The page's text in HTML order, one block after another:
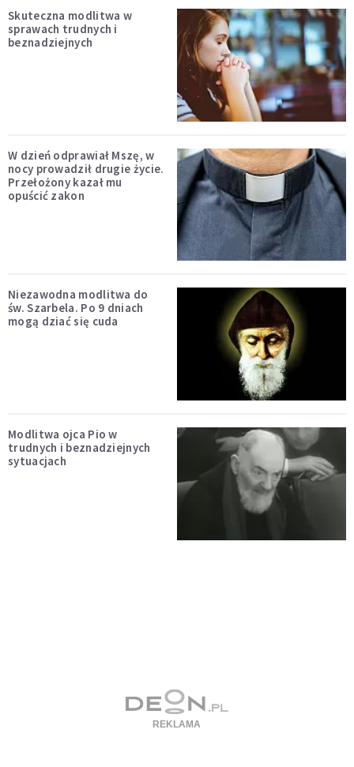
Skuteczna modlitwa w
sprawach trudnych i
beznadziejnych
W dzień odprawiał Mszę, w
nocy prowadził drugie życie.
Przełożony kazał mu
opuścić zakon
Niezawodna modlitwa do
św. Szarbela. Po 9 dniach
mogą dziać się cuda
Modlitwa ojca Pio w
trudnych i beznadziejnych
sytuacjach